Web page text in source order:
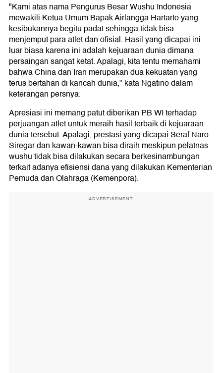
"Kami atas nama Pengurus Besar Wushu Indonesia
mewakili Ketua Umum Bapak Airlangga Hartarto yang
kesibukannya begitu padat sehingga tidak bisa
menjemput para atlet dan ofisial. Hasil yang dicapai ini
luar biasa karena ini adalah kejuaraan dunia dimana
persaingan sangat ketat. Apalagi, kita tentu memahami
bahwa China dan Iran merupakan dua kekuatan yang
terus bertahan di kancah dunia," kata Ngatino dalam
keterangan persnya.
Apresiasi ini memang patut diberikan PB WI terhadap
perjuangan atlet untuk meraih hasil terbaik di kejuaraan
dunia tersebut. Apalagi, prestasi yang dicapai Seraf Naro
Siregar dan kawan-kawan bisa diraih meskipun pelatnas
wushu tidak bisa dilakukan secara berkesinambungan
terkait adanya efisiensi dana yang dilakukan Kementerian
Pemuda dan Olahraga (Kemenpora).
ADVERTISEMENT